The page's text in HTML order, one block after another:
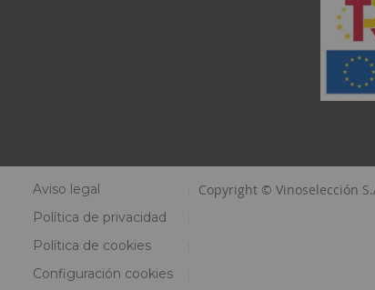
Aviso legal
Política de privacidad
Política de cookies
Configuración cookies
Copyright © Vinoselección